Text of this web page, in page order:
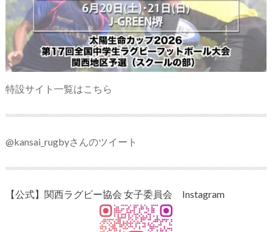
特設サイト一覧はこちら
@kansai_rugbyさんのツイート
【公式】関西ラグビー協会 女子委員会 Instagram